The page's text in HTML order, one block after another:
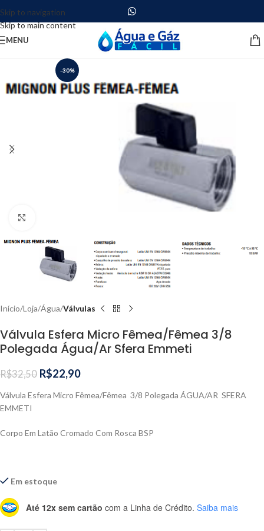
Skip to navigation
Skip to main content
MENU
-30%
Início Loja Água Válvulas
Válvula Esfera Micro Fêmea/Fêmea 3/8
Polegada Água/Ar Sfera Emmeti
R$32,50 R$22,90
Válvula Esfera Micro Fêmea/Fêmea 3/8 Polegada ÁGUA/AR SFERA
EMMETI
Corpo Em Latão Cromado Com Rosca BSP
Em estoque
Até 12x sem cartão com a Linha de Crédito. Saiba mais